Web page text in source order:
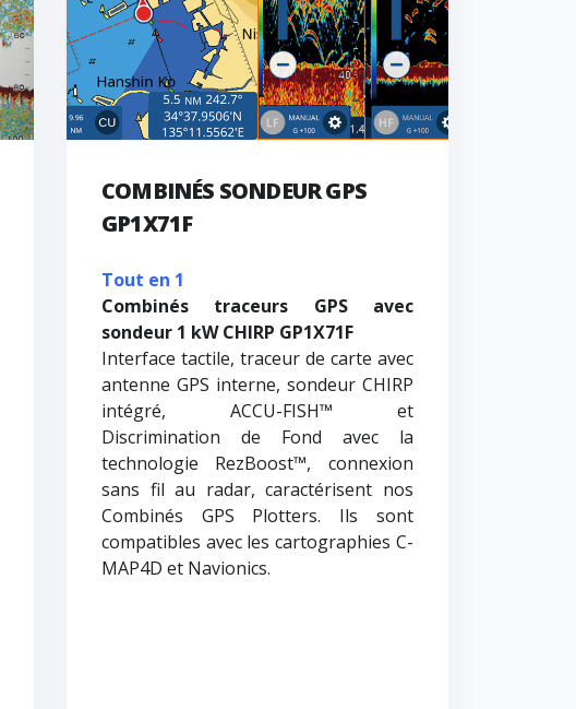
COMBINÉS SONDEUR GPS
GP1X71F
Tout en 1
Combinés traceurs GPS avec
sondeur 1 kW CHIRP GP1X71F
Interface tactile, traceur de carte avec
antenne GPS interne, sondeur CHIRP
intégré, ACCU-FISH™ et
Discrimination de Fond avec la
technologie RezBoost™, connexion
sans fil au radar, caractérisent nos
Combinés GPS Plotters. Ils sont
compatibles avec les cartographies C-
MAP4D et Navionics.